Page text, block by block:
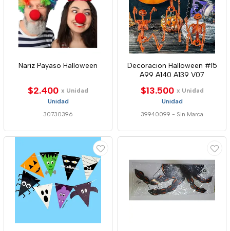
Nariz Payaso Halloween
$2.400 x Unidad
Unidad
30730396
Decoracion Halloween #15
A99 A140 A139 V07
$13.500 x Unidad
Unidad
39940099 - Sin Marca